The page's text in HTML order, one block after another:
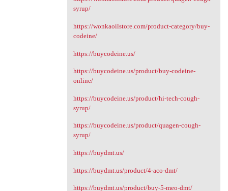
syrup/
https://wonkaoilstore.com/product-category/buy-
codeine/
https://buycodeine.us/
https://buycodeine.us/product/buy-codeine-
online/
https://buycodeine.us/product/hi-tech-cough-
syrup/
https://buycodeine.us/product/quagen-cough-
syrup/
https://buydmt.us/
https://buydmt.us/product/4-aco-dmt/
https://buydmt.us/product/buy-5-meo-dmt/